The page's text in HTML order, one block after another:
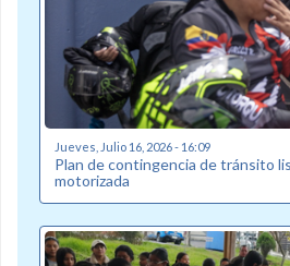
Jueves, Julio 16, 2026 - 16:09
Plan de contingencia de tránsito
motorizada